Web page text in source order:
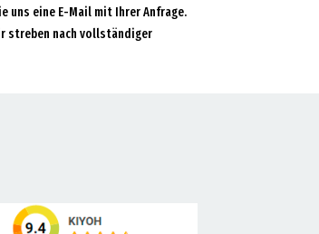
uns eine E-Mail mit Ihrer Anfrage.
streben nach vollständiger